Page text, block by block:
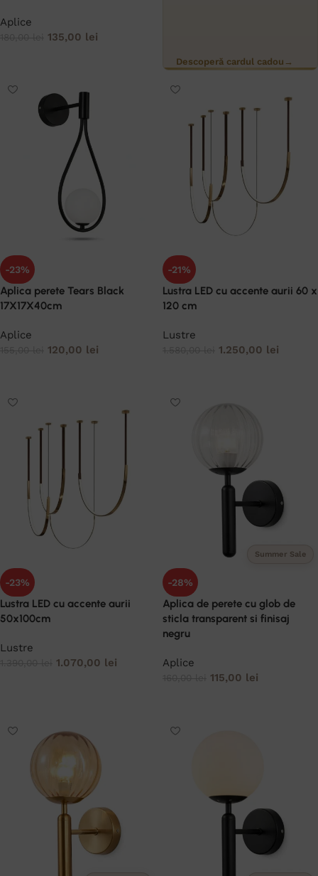
Aplice
135,00 lei
Descoperă cardul cadou →
-23%
Aplica perete Tears Black
17X17X40cm
Aplice
120,00 lei
-21%
Lustra LED cu accente aurii 60 x
120 cm
Lustre
1.250,00 lei
-23%
Lustra LED cu accente aurii
50x100cm
Lustre
1.070,00 lei
Summer Sale
-28%
Aplica de perete cu glob de
sticla transparent si finisaj
negru
Aplice
115,00 lei